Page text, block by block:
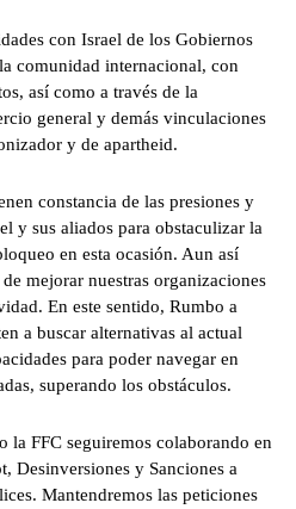
con Israel de los Gobiernos
comunidad internacional, con
así como a través de la
general y demás vinculaciones
y de apartheid.
constancia de las presiones y
y sus aliados para obstaculizar la
en esta ocasión. Aun así
mejorar nuestras organizaciones
En este sentido, Rumbo a
a buscar alternativas al actual
para poder navegar en
superando los obstáculos.
la FFC seguiremos colaborando en
Desinversiones y Sanciones a
Mantendremos las peticiones